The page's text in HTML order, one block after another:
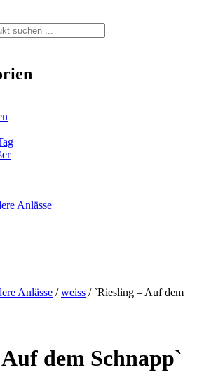
Anlässe
Anlässe /weiss / `Riesling – Auf dem
dem Schnapp`